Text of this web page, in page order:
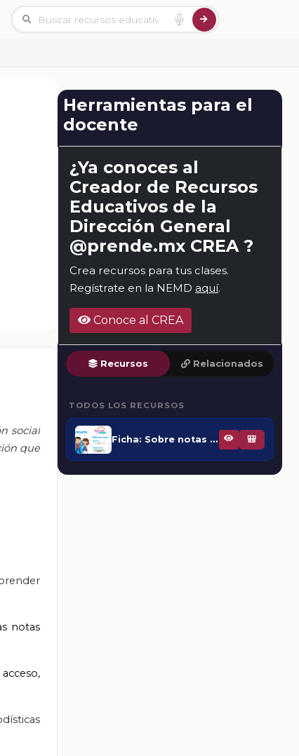
social
que
notas
Herramientas para el
docente
¿Ya conoces al
Creador de Recursos
Educativos de la
Dirección General
@prende.mx CREA ?
Crea recursos para tus clases.
Regístrate en la NEMD aquí.
Conoce al CREA
Recursos Relacionados
TODOS LOS RECURSOS
Ficha: Sobre notas informativas 🎒